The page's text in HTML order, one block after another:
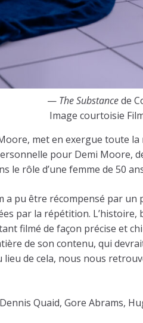
— The Substancede
Image courtoisie
met en exergue toute
pour Demi Moore,
le rôle d’une femme de 50
a pu être récompensé par
par la répétition.
filmé de façon précise et
de son contenu, qui
de cela, nous nous
Quaid, Gore Abrams,